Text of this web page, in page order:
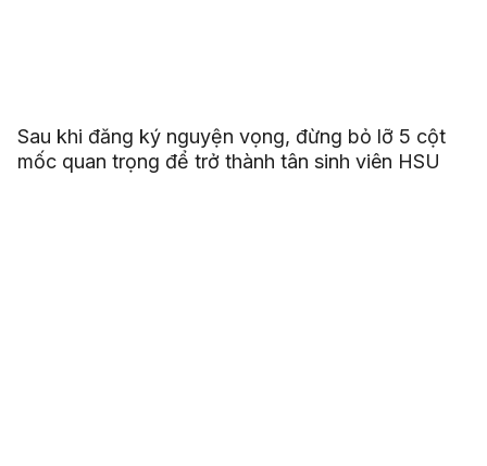
Sau khi đăng ký nguyện vọng, đừng bỏ lỡ 5 cột
mốc quan trọng để trở thành tân sinh viên HSU